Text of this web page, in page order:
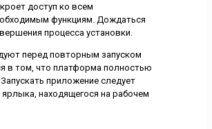
доступ ко всем
функциям. Дождаться
процесса установки.
перед повторным запуском
в том, что платформа полностью
приложение следует
находящегося на рабочем